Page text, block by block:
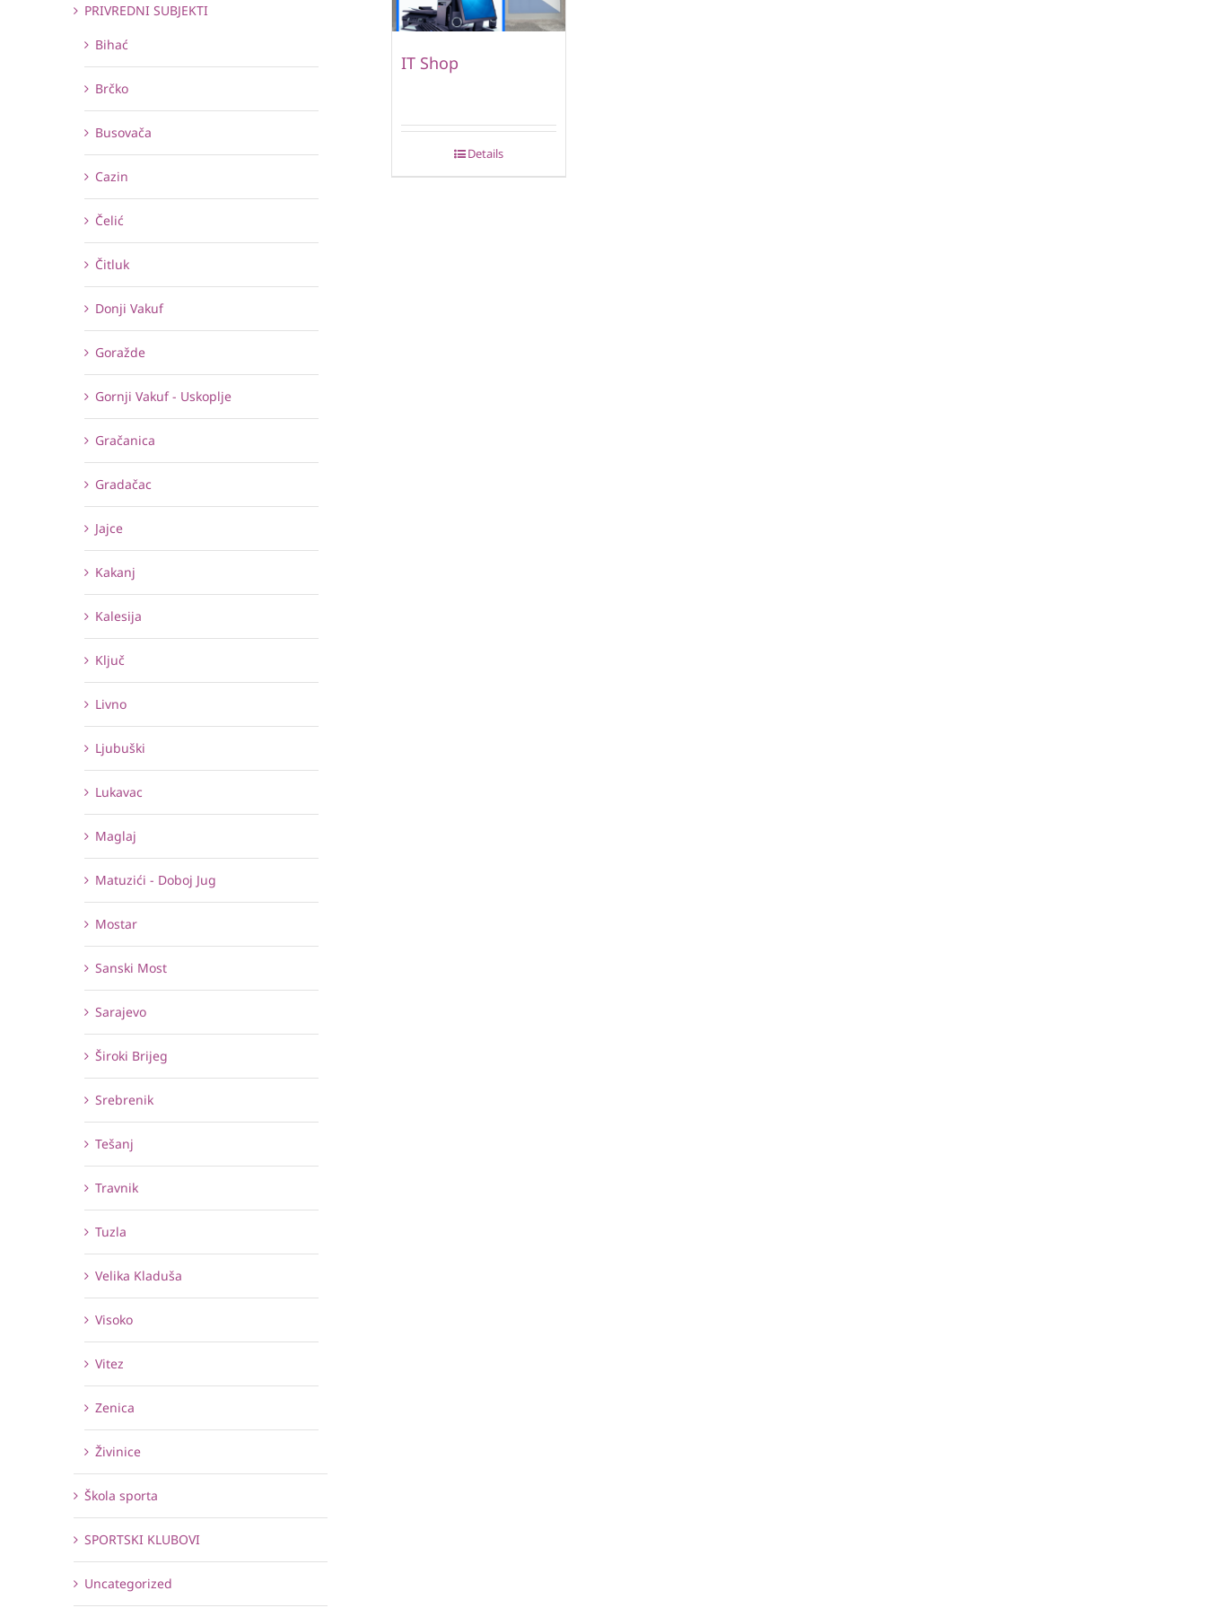
IT Shop
Details
PRIVREDNI SUBJEKTI
Bihać
Brčko
Busovača
Cazin
Čelić
Čitluk
Donji Vakuf
Goražde
Gornji Vakuf - Uskoplje
Gračanica
Gradačac
Jajce
Kakanj
Kalesija
Ključ
Livno
Ljubuški
Lukavac
Maglaj
Matuzići - Doboj Jug
Mostar
Sanski Most
Sarajevo
Široki Brijeg
Srebrenik
Tešanj
Travnik
Tuzla
Velika Kladuša
Visoko
Vitez
Zenica
Živinice
Škola sporta
SPORTSKI KLUBOVI
Uncategorized